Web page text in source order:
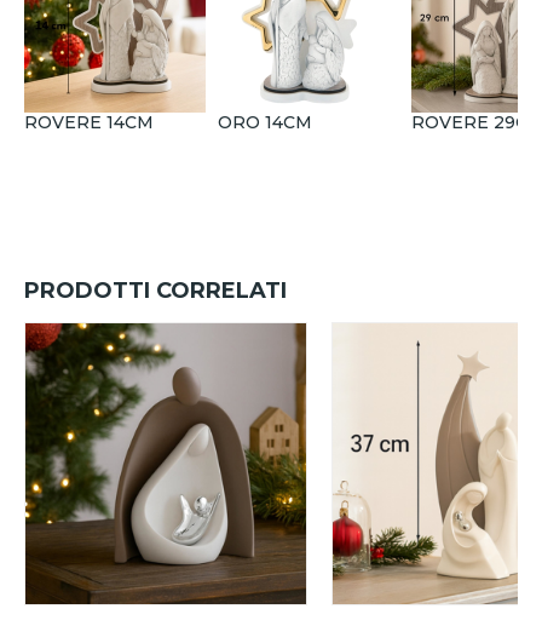
ROVERE 14CM ORO 14CM ROVERE
PRODOTTI CORRELATI